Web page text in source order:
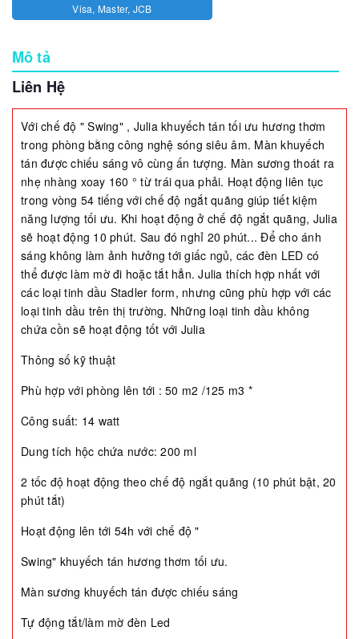
Visa, Master, JCB
Mô tả
Liên Hệ
Với chế độ " Swing" , Julia khuyếch tán tối ưu hương thơm
trong phòng bằng công nghệ sóng siêu âm. Màn khuyếch
tán được chiếu sáng vô cùng ấn tượng. Màn sương thoát ra
nhẹ nhàng xoay 160 ° từ trái qua phải. Hoạt động liên tục
trong vòng 54 tiếng với chế độ ngắt quãng giúp tiết kiệm
năng lượng tối ưu. Khi hoạt động ở chế độ ngắt quãng, Julia
sẽ hoạt động 10 phút. Sau đó nghỉ 20 phút... Để cho ánh
sáng không làm ảnh hưởng tới giấc ngủ, các đèn LED có
thể được làm mờ đi hoặc tắt hẳn. Julia thích hợp nhất với
các loại tinh dầu Stadler form, nhưng cũng phù hợp với các
loại tinh dầu trên thị trường. Những loại tinh dầu không
chứa cồn sẽ hoạt động tốt với Julia
Thông số kỹ thuật
Phù hợp với phòng lên tới : 50 m2 /125 m3 *
Công suất: 14 watt
Dung tích hộc chứa nước: 200 ml
2 tốc độ hoạt động theo chế độ ngắt quãng (10 phút bật, 20
phút tắt)
Hoạt động lên tới 54h với chế độ "
Swing" khuyếch tán hương thơm tối ưu.
Màn sương khuyếch tán được chiếu sáng
Tự động tắt/làm mờ đèn Led